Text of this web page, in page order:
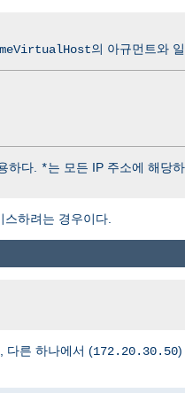
의 아규먼트와
하다. *는 모든 IP 주소에 해당
하려는 경우이다.
다른 하나에서 (172.20.30.50)